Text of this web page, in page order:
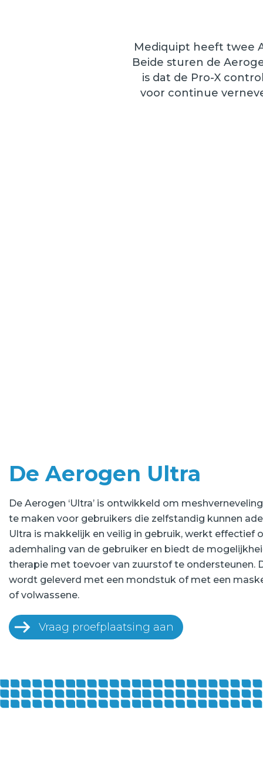
Mediquipt heeft twee
Beide sturen de
is dat de Pro-X
voor continue
De Aerogen Ultra
De Aerogen ‘Ultra’ is ontwikkeld om
te maken voor gebruikers die zelfstandig kunnen
Ultra is makkelijk en veilig in gebruik, werkt effectief
ademhaling van de gebruiker en biedt de
therapie met toevoer van zuurstof te ondersteunen.
wordt geleverd met een mondstuk of met een
of volwassene.
Vraag proefplaatsing aan